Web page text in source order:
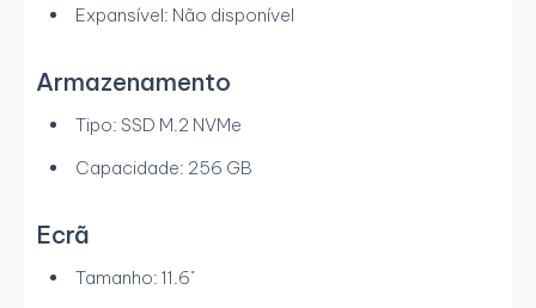
Expansível: Não disponível
Armazenamento
Tipo: SSD M.2 NVMe
Capacidade: 256 GB
Ecrã
Tamanho: 11.6"